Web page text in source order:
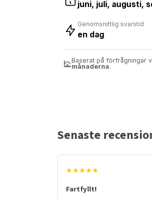
juni, juli, augusti,
Genomsnittlig svarstid
en dag
Baserat på förfrågningar
månaderna.
Senaste
★★★★★
Fartfyllt!